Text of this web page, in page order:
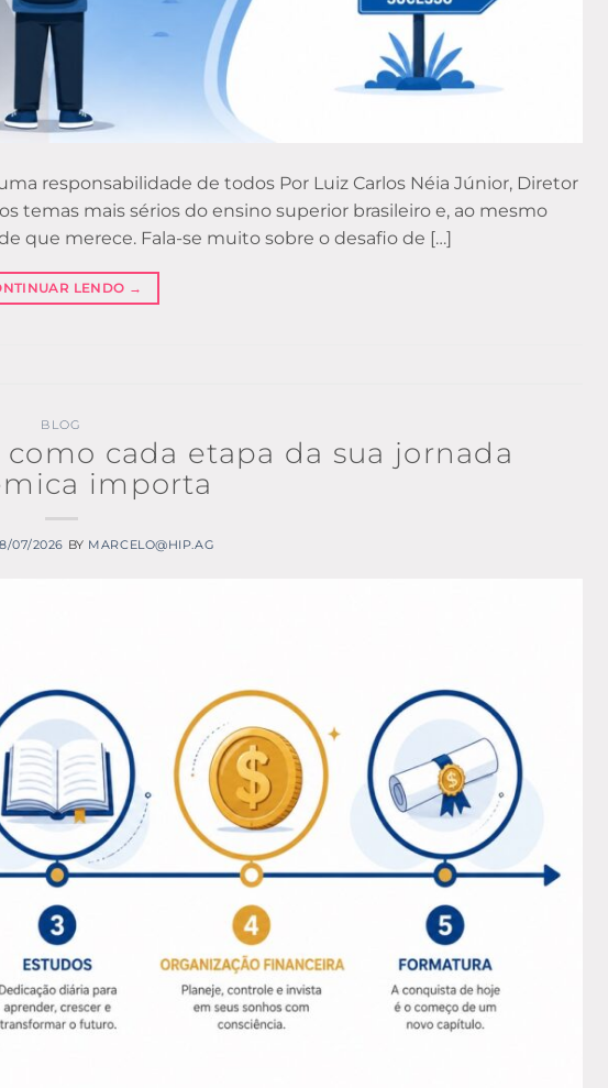
responsabilidade de todos Por Luiz Carlos Néia Júnior, Diretor
temas mais sérios do ensino superior brasileiro e, ao mesmo
que merece. Fala-se muito sobre o desafio de […]
LENDO →
BLOG
cada etapa da sua jornada
importa
07/2026 BY MARCELO@HIP.AG